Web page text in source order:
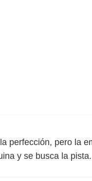
perfección, pero la
y se busca la